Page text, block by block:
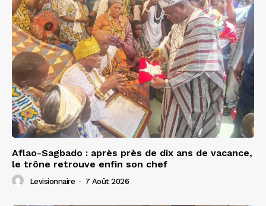
Aflao-Sagbado : après près de dix ans de vacance,
le trône retrouve enfin son chef
Levisionnaire - 7 Août 2026